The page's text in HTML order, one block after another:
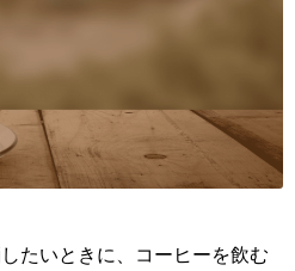
たいときに、コーヒーを飲む